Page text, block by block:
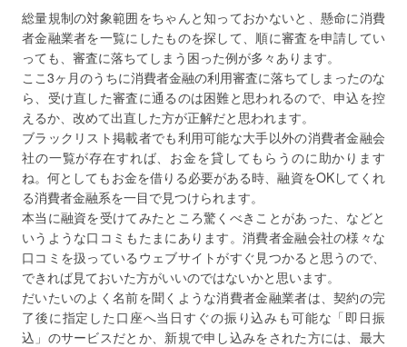
総量規制の対象範囲をちゃんと知っておかないと、懸命に消費
者金融業者を一覧にしたものを探して、順に審査を申請してい
っても、審査に落ちてしまう困った例が多々あります。
ここ3ヶ月のうちに消費者金融の利用審査に落ちてしまったのな
ら、受け直した審査に通るのは困難と思われるので、申込を控
えるか、改めて出直した方が正解だと思われます。
ブラックリスト掲載者でも利用可能な大手以外の消費者金融会
社の一覧が存在すれば、お金を貸してもらうのに助かります
ね。何としてもお金を借りる必要がある時、融資をOKしてくれ
る消費者金融系を一目で見つけられます。
本当に融資を受けてみたところ驚くべきことがあった、などと
いうような口コミもたまにあります。消費者金融会社の様々な
口コミを扱っているウェブサイトがすぐ見つかると思うので、
できれば見ておいた方がいいのではないかと思います。
だいたいのよく名前を聞くような消費者金融業者は、契約の完
了後に指定した口座へ当日すぐの振り込みも可能な「即日振
込」のサービスだとか、新規で申し込みをされた方には、最大